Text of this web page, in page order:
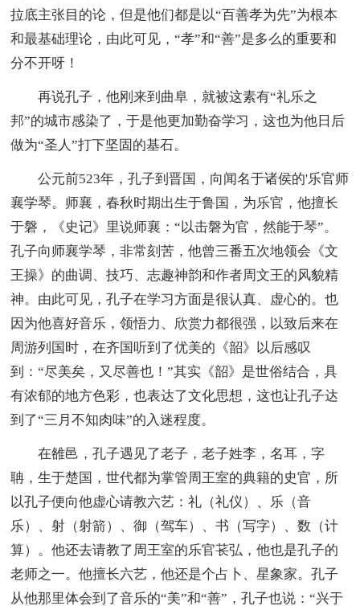
拉底主张目的论，但是他们都是以“百善孝为先”为根本
和最基础理论，由此可见，“孝”和“善”是多么的重要和
分不开呀！
再说孔子，他刚来到曲阜，就被这素有“礼乐之
邦”的城市感染了，于是他更加勤奋学习，这也为他日后
做为“圣人”打下坚固的基石。
公元前523年，孔子到晋国，向闻名于诸侯的'乐官师
襄学琴。师襄，春秋时期出生于鲁国，为乐官，他擅长
于磐，《史记》里说师襄：“以击磐为官，然能于琴”。
孔子向师襄学琴，非常刻苦，他曾三番五次地领会《文
王操》的曲调、技巧、志趣神韵和作者周文王的风貌精
神。由此可见，孔子在学习方面是很认真、虚心的。也
因为他喜好音乐，领悟力、欣赏力都很强，以致后来在
周游列国时，在齐国听到了优美的《韶》以后感叹
到：“尽美矣，又尽善也！”其实《韶》是世俗结合，具
有浓郁的地方色彩，也表达了文化思想，这也让孔子达
到了“三月不知肉味”的入迷程度。
在雒邑，孔子遇见了老子，老子姓李，名耳，字
聃，生于楚国，世代都为掌管周王室的典籍的史官，所
以孔子便向他虚心请教六艺：礼（礼仪）、乐（音
乐）、射（射箭）、御（驾车）、书（写字）、数（计
算）。他还去请教了周王室的乐官苌弘，他也是孔子的
老师之一。他擅长六艺，他还是个占卜、星象家。孔子
从他那里体会到了音乐的“美”和“善”，孔子也说：“兴于